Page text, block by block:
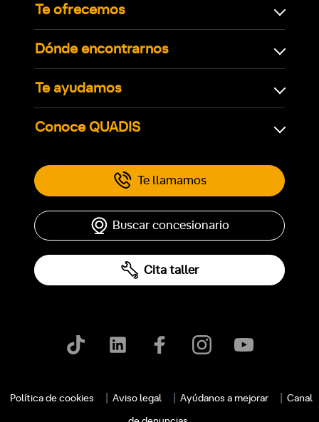
Te ofrecemos
Dónde encontrarnos
Te ayudamos
Conoce QUADIS
Te llamamos
Buscar concesionario
Cita taller
Política de cookies Aviso legal Ayúdanos a mejorar Canal